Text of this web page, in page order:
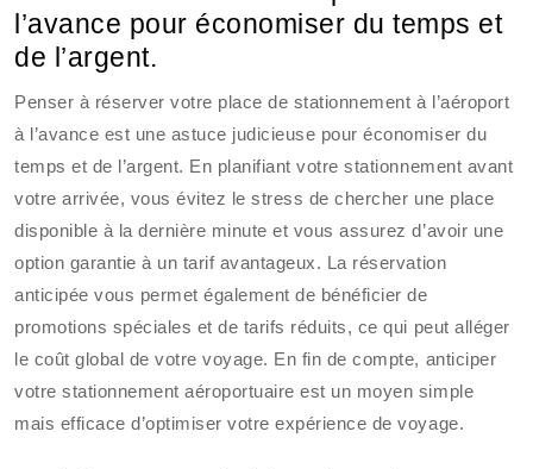
l’avance pour économiser du temps et
de l’argent.
Penser à réserver votre place de stationnement à l’aéroport
à l’avance est une astuce judicieuse pour économiser du
temps et de l’argent. En planifiant votre stationnement avant
votre arrivée, vous évitez le stress de chercher une place
disponible à la dernière minute et vous assurez d’avoir une
option garantie à un tarif avantageux. La réservation
anticipée vous permet également de bénéficier de
promotions spéciales et de tarifs réduits, ce qui peut alléger
le coût global de votre voyage. En fin de compte, anticiper
votre stationnement aéroportuaire est un moyen simple
mais efficace d’optimiser votre expérience de voyage.